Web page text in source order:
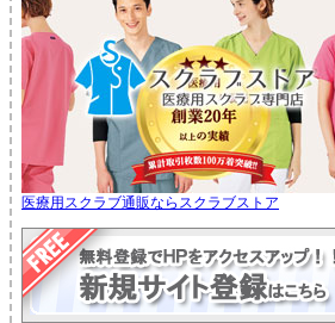
医療用スクラブ通販ならスクラブストア